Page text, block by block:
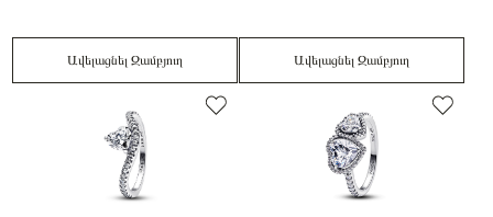
Ավելացնել Զամբյուղ Ավելացնել Զամբյուղ